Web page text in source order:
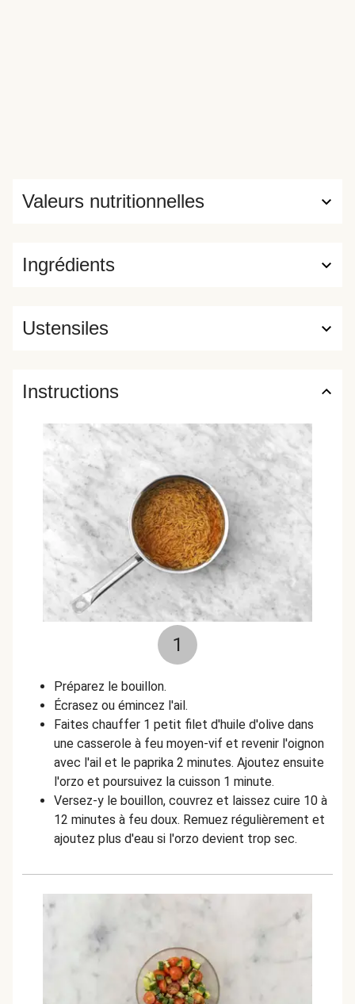
Ingrédients
Valeurs nutritionnelles
Ustensiles
Instructions
1
Préparez le bouillon.
Écrasez ou émincez l'ail.
Faites chauffer 1 petit filet d'huile d'olive dans
une casserole à feu moyen-vif et revenir l'oignon
avec l'ail et le paprika 2 minutes. Ajoutez ensuite
l'orzo et poursuivez la cuisson 1 minute.
Versez-y le bouillon, couvrez et laissez cuire 10 à
12 minutes à feu doux. Remuez régulièrement et
ajoutez plus d'eau si l'orzo devient trop sec.